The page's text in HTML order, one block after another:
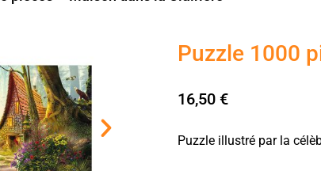
Puzzle 1000
16,50 €
Puzzle illustré par la